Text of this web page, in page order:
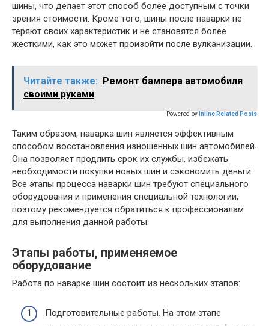
шины, что делает этот способ более доступным с точки
зрения стоимости. Кроме того, шины после наварки не
теряют своих характеристик и не становятся более
жесткими, как это может произойти после вулканизации.
Читайте также:
Ремонт бампера автомобиля
своими руками
Powered by Inline Related Posts
Таким образом, наварка шин является эффективным
способом восстановления изношенных шин автомобилей.
Она позволяет продлить срок их службы, избежать
необходимости покупки новых шин и сэкономить деньги.
Все этапы процесса наварки шин требуют специального
оборудования и применения специальной технологии,
поэтому рекомендуется обратиться к профессионалам
для выполнения данной работы.
Этапы работы, применяемое
оборудование
Работа по наварке шин состоит из нескольких этапов:
Подготовительные работы. На этом этапе